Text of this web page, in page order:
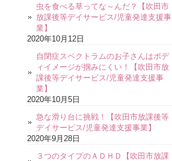
虫を食べる草ってな～んだ？【吹田市
放課後等デイサービス/児童発達支援事
業】
2020年10月12日
自閉症スペクトラムのお子さんはボデ
ィイメージが掴みにくい！【吹田市放
課後等デイサービス/児童発達支援事
業】
2020年10月5日
急な滑り台に挑戦！【吹田市放課後等
デイサービス/児童発達支援事業】
2020年9月28日
３つのタイプのＡＤＨＤ【吹田市放課